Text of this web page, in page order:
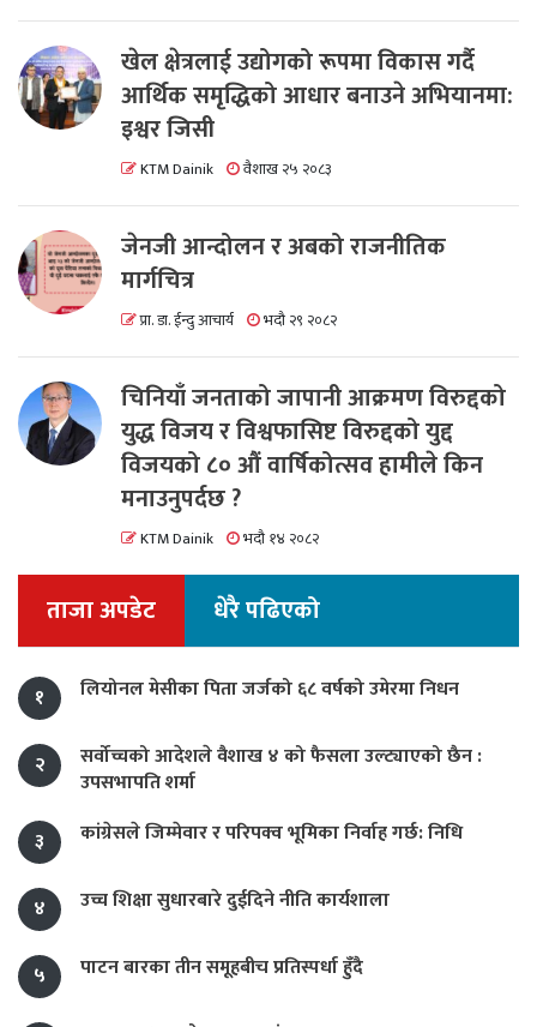
खेल क्षेत्रलाई उद्योगको रूपमा विकास गर्दै
आर्थिक समृद्धिको आधार बनाउने अभियानमा:
इश्वर जिसी
KTM Dainik वैशाख २५ २०८३
जेनजी आन्दोलन र अबको राजनीतिक
मार्गचित्र
प्रा. डा. ईन्दु आचार्य भदौ २९ २०८२
चिनियाँ जनताको जापानी आक्रमण विरुद्दको
युद्ध विजय र विश्वफासिष्ट विरुद्दको युद्द
विजयको ८० औं वार्षिकोत्सव हामीले किन
मनाउनुपर्दछ ?
KTM Dainik भदौ १४ २०८२
ताजा अपडेट धेरै पढिएको
१ लियोनल मेसीका पिता जर्जको ६८ वर्षको उमेरमा निधन
२
सर्वोच्चको आदेशले वैशाख ४ को फैसला उल्ट्याएको छैन :
उपसभापति शर्मा
३
कांग्रेसले जिम्मेवार र परिपक्व भूमिका निर्वाह गर्छ: निधि
४ उच्च शिक्षा सुधारबारे दुईदिने नीति कार्यशाला
५ पाटन बारका तीन समूहबीच प्रतिस्पर्धा हुँदै